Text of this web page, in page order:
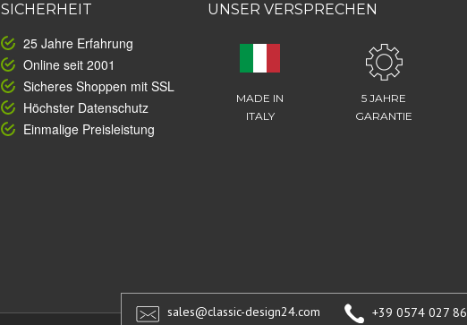
SICHERHEIT
25 Jahre Erfahrung
Online seit 2001
Sicheres Shoppen mit SSL
Höchster Datenschutz
Einmalige Preisleistung
UNSER VERSPRECHEN
MADE IN
ITALY
5 JAHRE
GARANTIE
sales@classic-design24.com +39 0574 027